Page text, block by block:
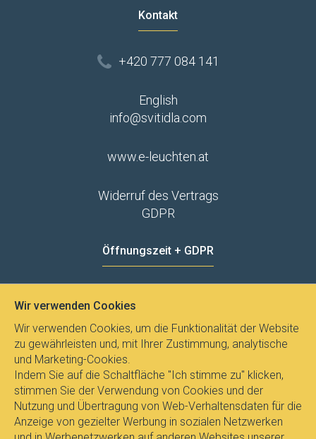
Kontakt
+420 777 084 141
English
info@svitidla.com
www.e-leuchten.at
Widerruf des Vertrags
GDPR
Öffnungszeit + GDPR
Wir verwenden Cookies
Wir verwenden Cookies, um die Funktionalität der Website
zu gewährleisten und, mit Ihrer Zustimmung, analytische
und Marketing-Cookies.
Indem Sie auf die Schaltfläche "Ich stimme zu" klicken,
stimmen Sie der Verwendung von Cookies und der
Nutzung und Übertragung von Web-Verhaltensdaten für die
Anzeige von gezielter Werbung in sozialen Netzwerken